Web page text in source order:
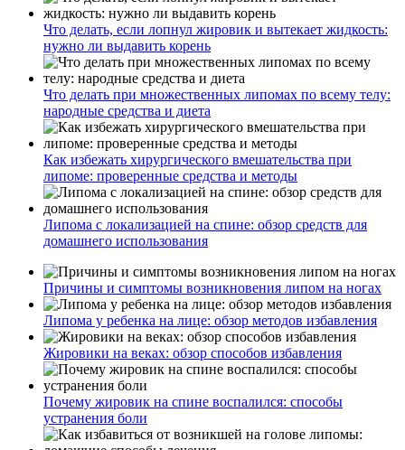
Что делать, если лопнул жировик и вытекает жидкость:
нужно ли выдавить корень
Что делать при множественных липомах по всему телу:
народные средства и диета
Как избежать хирургического вмешательства при
липоме: проверенные средства и методы
Липома с локализацией на спине: обзор средств для
домашнего использования
Причины и симптомы возникновения липом на ногах
Липома у ребенка на лице: обзор методов избавления
Жировики на веках: обзор способов избавления
Почему жировик на спине воспалился: способы
устранения боли